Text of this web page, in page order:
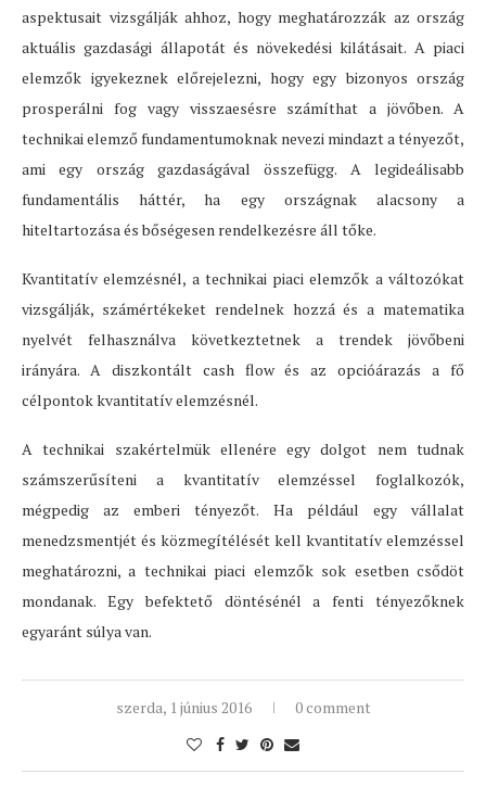
aspektusait vizsgálják ahhoz, hogy meghatározzák az ország
aktuális gazdasági állapotát és növekedési kilátásait. A piaci
elemzők igyekeznek előrejelezni, hogy egy bizonyos ország
prosperálni fog vagy visszaesésre számíthat a jövőben. A
technikai elemző fundamentumoknak nevezi mindazt a tényezőt,
ami egy ország gazdaságával összefügg. A legideálisabb
fundamentális háttér, ha egy országnak alacsony a
hiteltartozása és bőségesen rendelkezésre áll tőke.
Kvantitatív elemzésnél, a technikai piaci elemzők a változókat
vizsgálják, számértékeket rendelnek hozzá és a matematika
nyelvét felhasználva következtetnek a trendek jövőbeni
irányára. A diszkontált cash flow és az opcióárazás a fő
célpontok kvantitatív elemzésnél.
A technikai szakértelmük ellenére egy dolgot nem tudnak
számszerűsíteni a kvantitatív elemzéssel foglalkozók,
mégpedig az emberi tényezőt. Ha például egy vállalat
menedzsmentjét és közmegítélését kell kvantitatív elemzéssel
meghatározni, a technikai piaci elemzők sok esetben csődöt
mondanak. Egy befektető döntésénél a fenti tényezőknek
egyaránt súlya van.
szerda, 1 június 2016 0 comment